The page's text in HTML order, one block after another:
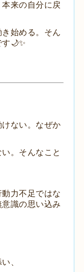
本来の自分に戻
始める。 そん
🌙✨
ない。 なぜか
。 そんなこと
動力不足ではな
意識の思い込み
、